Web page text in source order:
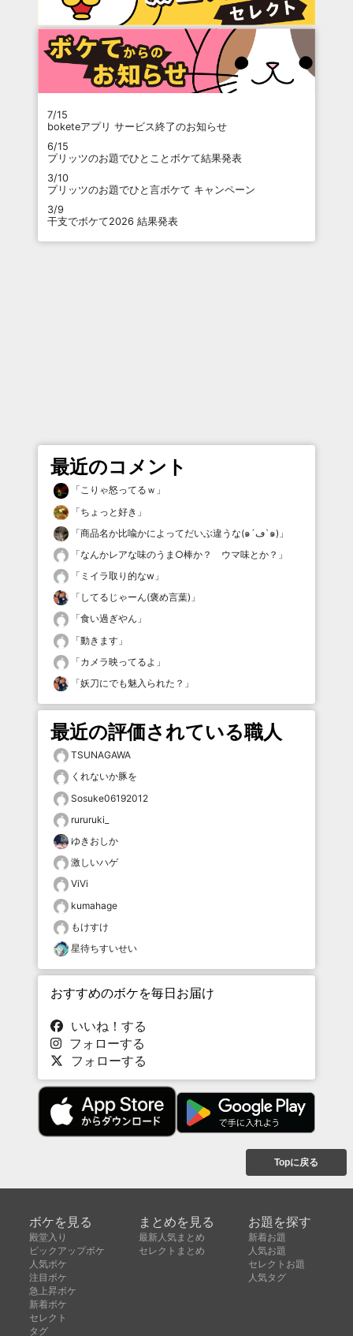
7/15
boketeアプリ サービス終了のお知らせ
6/15
プリッツのお題でひとことボケて結果発表
3/10
プリッツのお題でひと言ボケて キャンペーン
3/9
干支でボケて2026 結果発表
最近のコメント
「こりゃ怒ってるｗ 」
「ちょっと好き 」
「
商品名か比喩かによってだいぶ違うな(๑´ڡ`๑) 」
「なんかレアな味のうま○棒か？ ウマ味とか？ 」
「 ミイラ取り的なw 」
「 してるじゃーん(褒め言葉) 」
「食い過ぎやん 」
「動きます 」
「カメラ映ってるよ 」
「妖刀にでも魅入られた？ 」
最近の評価されている職人
TSUNAGAWA
くれないか豚を
Sosuke06192012
rururuki_
ゆきおしか
激しいハゲ
ViVi
kumahage
もけすけ
星待ちすいせい
おすすめのボケを毎日お届け
いいね！する
フォローする
フォローする
Topに戻る
ボケを見る
殿堂入り
ピックアップボケ
人気ボケ
注目ボケ
急上昇ボケ
新着ボケ
セレクト
タグ
まとめを見る
最新人気まとめ
セレクトまとめ
お題を探す
新着お題
人気お題
セレクトお題
人気タグ